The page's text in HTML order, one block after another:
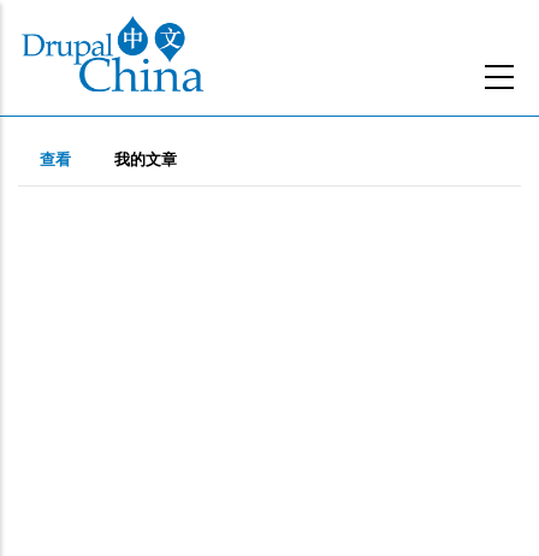
主
内
主
标
查看
动
我的文章